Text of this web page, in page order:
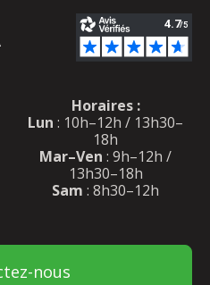
Horaires :
Lun : 10h–12h / 13h30–
18h
Mar–Ven : 9h–12h /
13h30–18h
Sam : 8h30–12h
nous